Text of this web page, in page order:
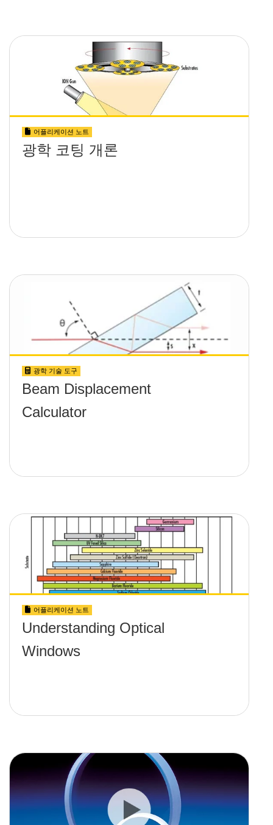
어플리케이션 노트
광학 코팅 개론
광학 기술 도구
Beam Displacement
Calculator
어플리케이션 노트
Understanding Optical
Windows